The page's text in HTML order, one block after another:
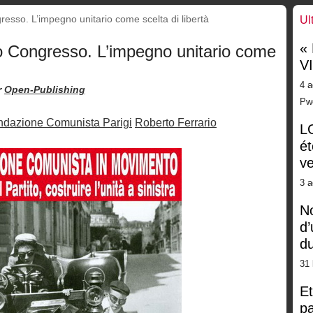
L’impegno unitario come scelta di libertà
L’impegno unitario come
Open-Publishing
Comunista Parigi Roberto Ferrario
«
4
3
31